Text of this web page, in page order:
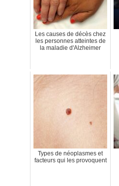
Les causes de décès chez
les personnes atteintes de
la maladie d'Alzheimer
Types de néoplasmes et
facteurs qui les provoquent